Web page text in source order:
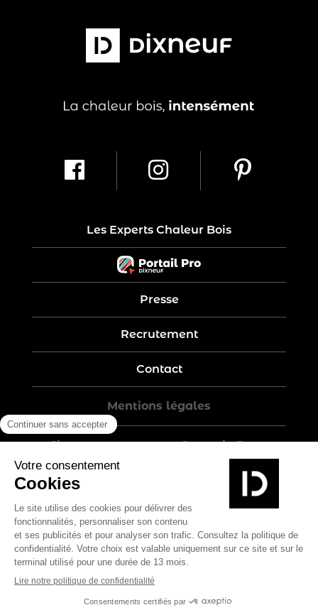
Les Experts Chaleur Bois
Presse
Recrutement
Contact
Mentions légales
Five-year warranty – Garantie 5 ans
Politique de confidentialité
Conditions générales de vente
Plan du site